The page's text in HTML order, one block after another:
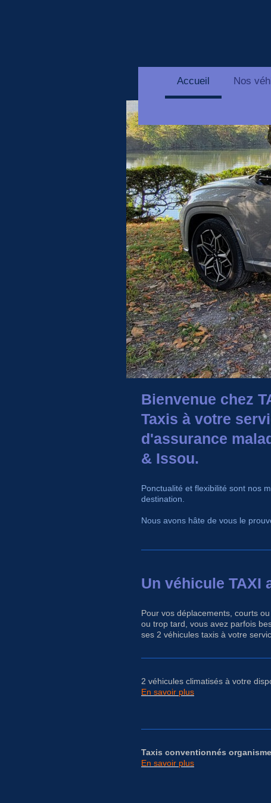
Accueil Nos
Bienvenue chez
Taxis à votre
d'assurance
& Issou.
Ponctualité et flexibilité sont nos
destination.
Nous avons hâte de vous le
Un véhicule TAXI
Pour vos déplacements, courts
ou trop tard, vous avez parfois
ses 2 véhicules taxis à votre
2 véhicules climatisés à votre
En savoir plus
Taxis conventionnés
En savoir plus